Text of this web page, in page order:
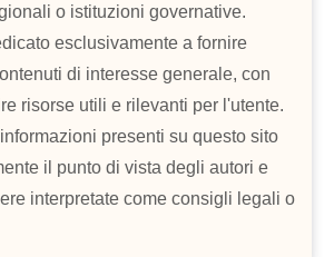
o istituzioni governative.
esclusivamente a fornire
di interesse generale, con
risorse utili e rilevanti per l'utente.
presenti su questo sito
il punto di vista degli autori e
interpretate come consigli legali o